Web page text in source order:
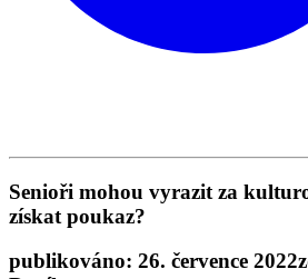
Senioři mohou vyrazit za
získat poukaz?
publikováno: 26. července 2022